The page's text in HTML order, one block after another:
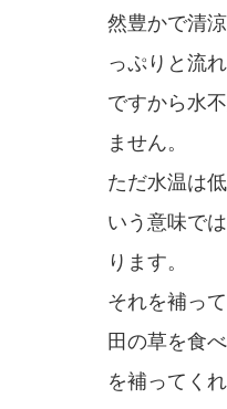
然豊かで清
っぷりと流
ですから水
ません。
ただ水温は
いう意味で
ります。
それを補っ
田の草を食
を補ってくれ